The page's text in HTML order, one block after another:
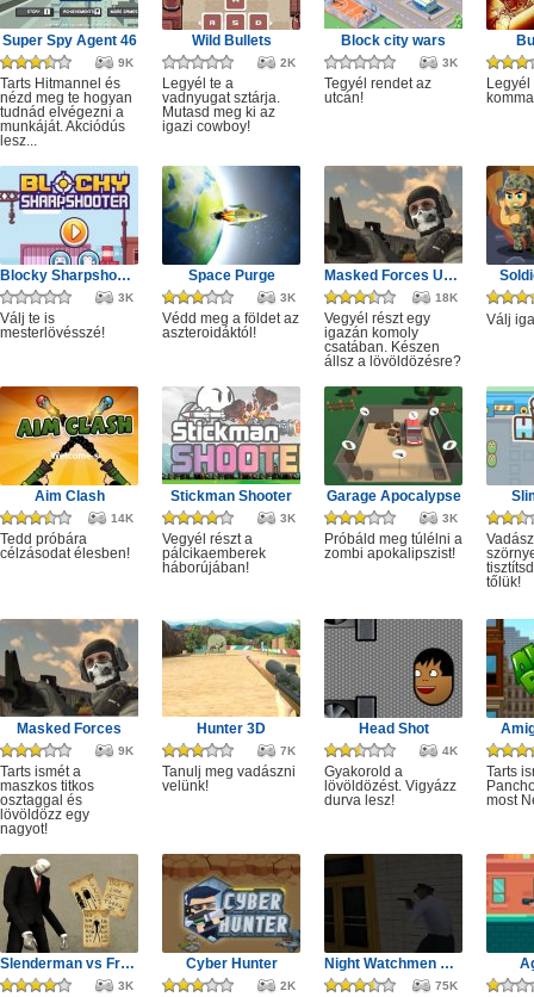
Super Spy Agent 46
9K
Tarts Hitmannel és
nézd meg te hogyan
tudnád elvégezni a
munkáját. Akciódús
lesz...
Wild Bullets
2K
Legyél te a
vadnyugat sztárja.
Mutasd meg ki az
igazi cowboy!
Block city wars
3K
Tegyél rendet az
utcán!
Legyél
Blocky Sharpshooter
3K
Válj te is
mesterlövésszé!
Space Purge
3K
Védd meg a földet az
aszteroidáktól!
Masked Forces Unlimited
18K
Vegyél részt egy
igazán komoly
csatában. Készen
állsz a lövöldözésre?
Válj
Aim Clash
14K
Tedd próbára
célzásodat élesben!
Stickman Shooter
3K
Vegyél részt a
pálcikaemberek
háborújában!
Garage Apocalypse
3K
Próbáld meg túlélni a
zombi apokalipszist!
tőlük!
Masked Forces
9K
Tarts ismét a
maszkos titkos
osztaggal és
lövöldözz egy
nagyot!
Hunter 3D
7K
Tanulj meg vadászni
velünk!
Head Shot
4K
Gyakorold a
lövöldözést. Vigyázz
durva lesz!
Tarts
most
Slenderman vs Freddy the Fazbear
3K
Cyber Hunter
2K
Night Watchmen Stories Zombie Hospital
75K